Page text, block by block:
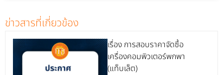
ข่าวสารที่เกี่ยวข้อง
เรื่อง การสอบราคาจัดซื้อ
เครื่องคอมพิวเตอร์พกพา
(แท็บเล็ต)